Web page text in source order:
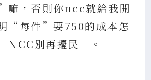
，否則你ncc就給我開
“每件”要750的成本怎
NCC別再擾民」。